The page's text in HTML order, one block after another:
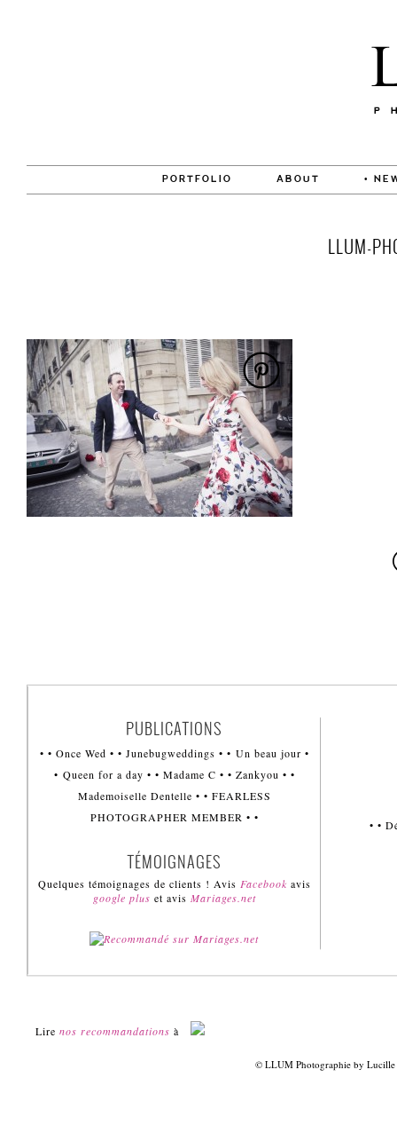
PORTFOLIO ABOUT •
LLUM-
PUBLICATIONS
• • Once Wed • • Junebugweddings • • Un beau jour •
• Queen for a day • • Madame C • • Zankyou • •
Mademoiselle Dentelle • • FEARLESS
PHOTOGRAPHER MEMBER • •
TÉMOIGNAGES
Quelques témoignages de clients ! Avis Facebook avis
google plus et avis Mariages.net
• •
Lire nos recommandations à
© LLUM Photographie by Lucille